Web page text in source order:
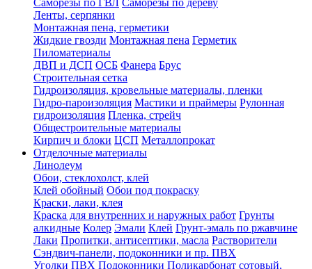
Саморезы по ГВЛ Саморезы по дереву
Ленты, серпянки
Монтажная пена, герметики
Жидкие гвозди Монтажная пена Герметик
Пиломатериалы
ДВП и ДСП ОСБ Фанера Брус
Строительная сетка
Гидроизоляция, кровельные материалы, пленки
Гидро-пароизоляция Мастики и праймеры Рулонная
гидроизоляция Пленка, стрейч
Общестроительные материалы
Кирпич и блоки ЦСП Металлопрокат
Отделочные материалы
Линолеум
Обои, стеклохолст, клей
Клей обойный Обои под покраску
Краски, лаки, клея
Краска для внутренних и наружных работ Грунты
алкидные Колер Эмали Клей Грунт-эмаль по ржавчине
Лаки Пропитки, антисептики, масла Растворители
Сэндвич-панели, подоконники и пр. ПВХ
Уголки ПВХ Подоконники Поликарбонат сотовый,